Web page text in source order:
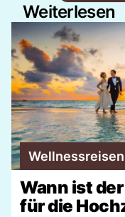
Weiterlesen
Wellnessreisen
Wann ist
für die